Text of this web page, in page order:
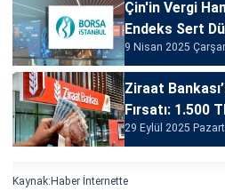
Çin'in Vergi
Endeks Sert
9 Nisan 2025
Ziraat
Fırsatı: 1.500
29 Eylül 2025
Kaynak: Haber İnternette